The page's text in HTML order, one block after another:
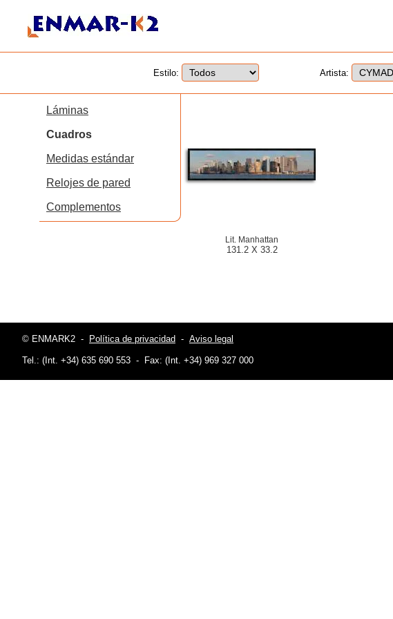
Estilo: Artista:
Láminas
Cuadros
Medidas estándar
Relojes de pared
Complementos
Lit. Manhattan
131.2 X 33.2
© ENMARK2 - Política de privacidad - Aviso legal
Tel.: (Int. +34) 635 690 553 - Fax: (Int. +34) 969 327 000